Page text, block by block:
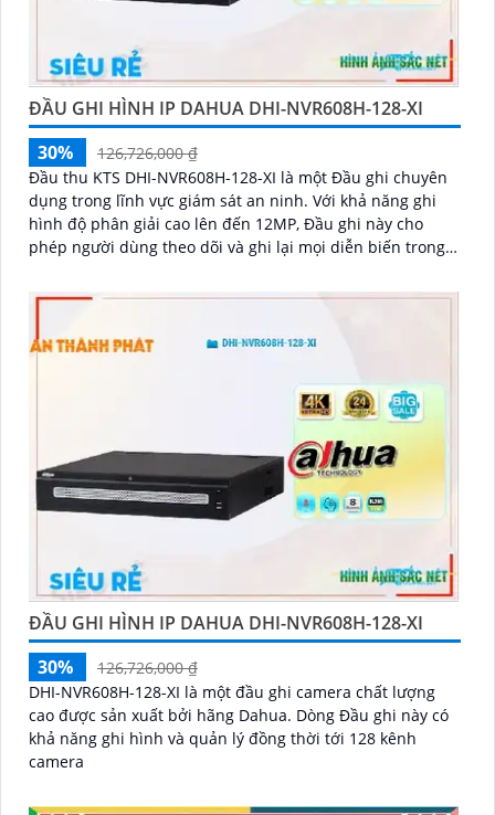
ĐẦU GHI HÌNH IP DAHUA DHI-NVR608H-128-XI
30%
126,726,000 ₫
Đầu thu KTS DHI-NVR608H-128-XI là một Đầu ghi chuyên
dụng trong lĩnh vực giám sát an ninh. Với khả năng ghi
hình độ phân giải cao lên đến 12MP, Đầu ghi này cho
phép người dùng theo dõi và ghi lại mọi diễn biến trong
ĐẦU GHI HÌNH IP DAHUA DHI-NVR608H-128-XI
30%
126,726,000 ₫
DHI-NVR608H-128-XI là một đầu ghi camera chất lượng
cao được sản xuất bởi hãng Dahua. Dòng Đầu ghi này có
khả năng ghi hình và quản lý đồng thời tới 128 kênh
camera